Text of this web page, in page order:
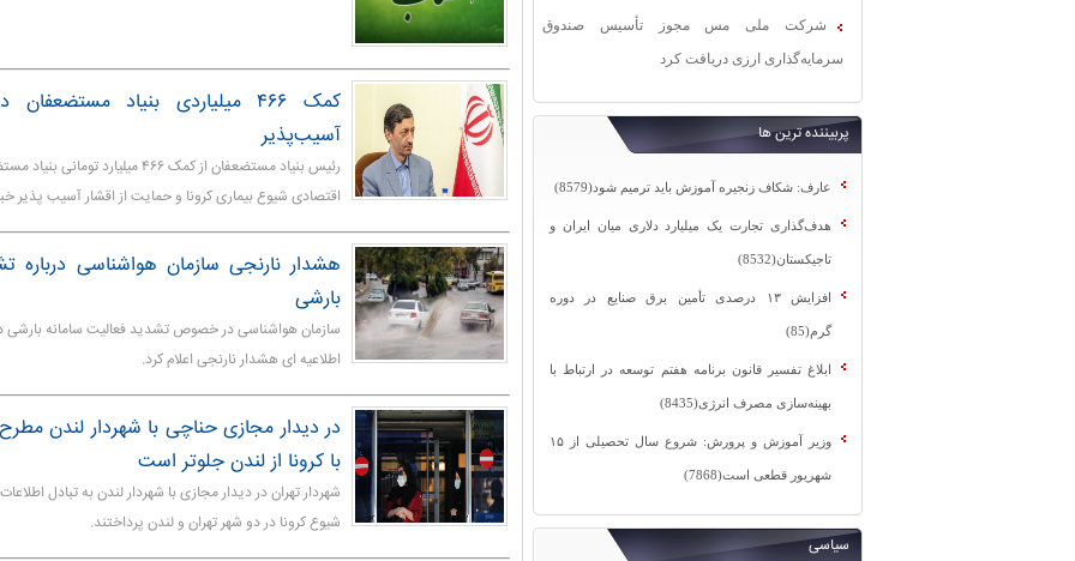
شرکت ملی مس مجوز تأسیس صندوق
سرمایه‌گذاری ارزی دریافت کرد
پربیننده ترین ها
عارف: شکاف زنجیره آموزش باید ترمیم شود(8579)
هدف‌گذاری تجارت یک میلیارد دلاری میان ایران و
تاجیکستان(8532)
افزایش ۱۳ درصدی تأمین برق صنایع در دوره
گرم(85)
ابلاغ تفسیر قانون برنامه هفتم توسعه در ارتباط با
بهینه‌سازی مصرف انرژی(8435)
وزیر آموزش و پرورش: شروع سال تحصیلی از ۱۵
شهریور قطعی است(7868)
سیاسی
کمک ۴۶۶ میلیاردی بنیاد
آسیب‌پذیر
رئیس بنیاد مستضعفان از کمک ۴۶۶
اقتصادی شیوع بیماری کرونا و حمایت از اقشار آسیب پذیر
هشدار نارنجی سازمان هواشناسی درباره
بارشی
سازمان هواشناسی در خصوص تشدید فعالیت سامانه بارشی
اطلاعیه ای هشدار نارنجی اعلام کرد.
در دیدار مجازی حناچی با شهردار لندن
با کرونا از لندن جلوتر است
شهردار تهران در دیدار مجازی با شهردار لندن به تبادل
شیوع کرونا در دو شهر تهران و لندن پرداختند.